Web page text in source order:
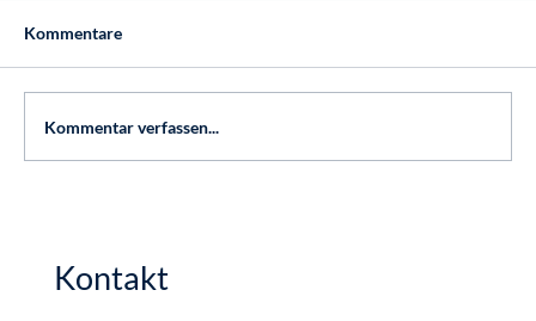
Kommentare
Kommentar verfassen...
Kontakt